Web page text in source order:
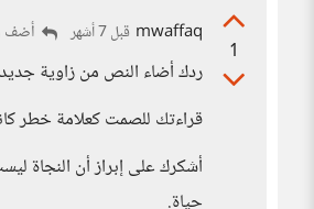
1
mwaffaq قبل 7 أشهر أضف
ردك أضاء النص من زاوية
قراءتك للصمت كعلامة خطر
أشكرك على إبراز أن النجاة